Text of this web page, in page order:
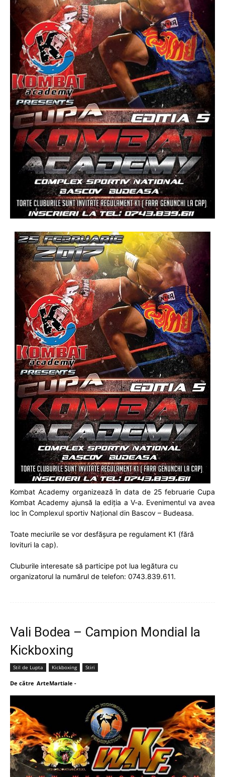
Kombat Academy organizează în data de 25 februarie Cupa
Kombat Academy ajunsă la ediția a V-a. Evenimentul va avea
loc în Complexul sportiv Național din Bascov – Budeasa.
Toate meciurile se vor desfășura pe regulament K1 (fără
lovituri la cap).
Cluburile interesate să participe pot lua legătura cu
organizatorul la numărul de telefon: 0743.839.611.
Vali Bodea – Campion Mondial la
Kickboxing
Stil de Lupta Kickboxing Stiri
De către ArteMartiale -